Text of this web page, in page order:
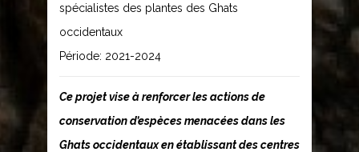
spécialistes des plantes des Ghats
occidentaux
Période: 2021-2024
Ce projet vise à renforcer les actions de
conservation d’espèces menacées dans les
Ghats occidentaux en établissant des centres